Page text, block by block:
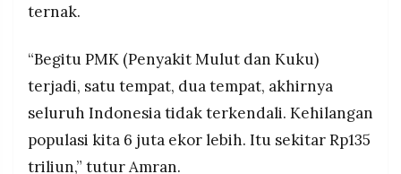
ternak.
“Begitu PMK (Penyakit Mulut dan Kuku)
terjadi, satu tempat, dua tempat, akhirnya
seluruh Indonesia tidak terkendali. Kehilangan
populasi kita 6 juta ekor lebih. Itu sekitar Rp135
triliun,” tutur Amran.